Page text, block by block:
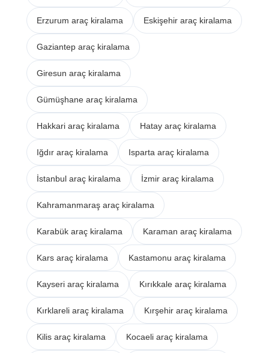
Erzurum araç kiralama Eskişehir araç kiralama
Gaziantep araç kiralama
Giresun araç kiralama
Gümüşhane araç kiralama
Hakkari araç kiralama Hatay araç kiralama
Iğdır araç kiralama Isparta araç kiralama
İstanbul araç kiralama İzmir araç kiralama
Kahramanmaraş araç kiralama
Karabük araç kiralama Karaman araç kiralama
Kars araç kiralama Kastamonu araç kiralama
Kayseri araç kiralama Kırıkkale araç kiralama
Kırklareli araç kiralama Kırşehir araç kiralama
Kilis araç kiralama Kocaeli araç kiralama